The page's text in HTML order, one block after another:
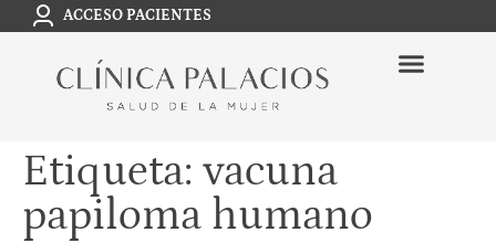
ACCESO PACIENTES
Etiqueta: vacuna
papiloma humano